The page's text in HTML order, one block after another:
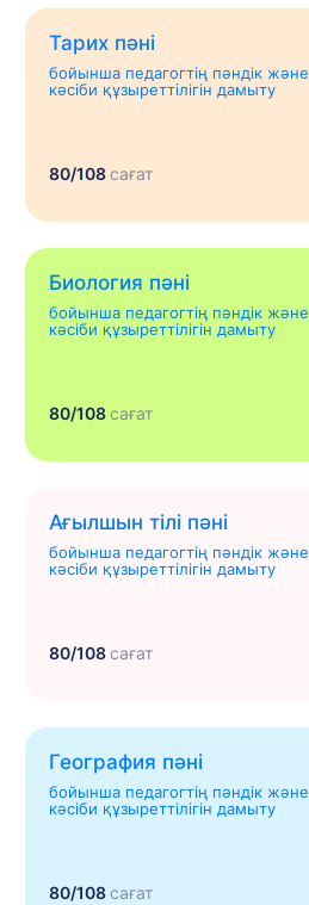
Тарих пәні
бойынша педагогтің пәндік және
кәсіби құзыреттілігін дамыту
80/108сағат
Биология пәні
бойынша педагогтің пәндік және
кәсіби құзыреттілігін дамыту
80/108сағат
Ағылшын тілі пәні
бойынша педагогтің пәндік және
кәсіби құзыреттілігін дамыту
80/108сағат
География пәні
бойынша педагогтің пәндік және
кәсіби құзыреттілігін дамыту
80/108сағат